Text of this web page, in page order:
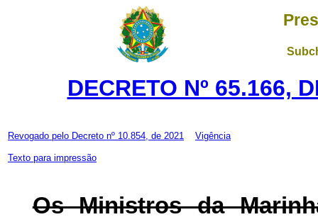
DECRETO Nº 65.166,
Revogado pelo Decreto nº 10.854, de 2021 Vigência
Texto para impressão
Os Ministros da